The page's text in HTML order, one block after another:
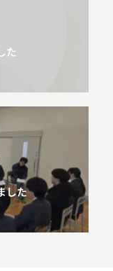
た
した